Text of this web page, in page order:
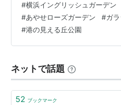
子供ももうけました。しかし、
が織田信長に対し謀反（本能寺
ガラシャは謀反人の娘となって
ガラシャを丹後国味土野へ隠
ラシャを大…
#横浜イングリッシュガーデン
#あやせローズガーデン #ガ
#港の見える丘公園
ネットで話題
52 ブックマーク